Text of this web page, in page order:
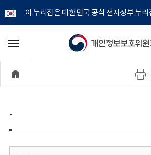
이 누리집은 대한민국 공식 전자정부 누리
개
정
보
메
기
-